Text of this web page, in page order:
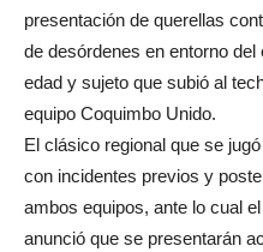
presentación de querellas
de desórdenes en entorno
edad y sujeto que subió al
equipo Coquimbo Unido.
El clásico regional que se
con incidentes previos y
ambos equipos, ante lo cual
anunció que se presentarán